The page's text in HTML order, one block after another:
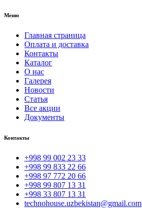
Меню
Главная страница
Оплата и доставка
Контакты
Каталог
О нас
Галерея
Новости
Статья
Все акции
Документы
Контакты
+998 99 002 23 33
+998 99 833 22 66
+998 97 772 20 66
+998 99 807 13 31
+998 33 807 13 31
technohouse.uzbekistan@gmail.com